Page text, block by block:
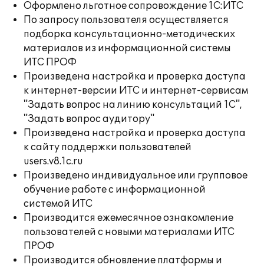
Оформлено льготное сопровождение 1С:ИТС
По запросу пользователя осуществляется
подборка консультационно-методических
материалов из информационной системы
ИТС ПРОФ
Произведена настройка и проверка доступа
к интернет-версии ИТС и интернет-сервисам
"Задать вопрос на линию консультаций 1С",
"Задать вопрос аудитору"
Произведена настройка и проверка доступа
к сайту поддержки пользователей
users.v8.1c.ru
Произведено индивидуальное или групповое
обучение работе с информационной
системой ИТС
Производится ежемесячное ознакомление
пользователей с новыми материалами ИТС
ПРОФ
Производится обновление платформы и